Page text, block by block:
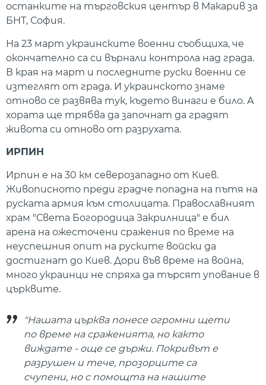
останките на търговския център в Макарив за
БНТ, София.
На 23 март украинските военни съобщиха, че
окончателно са си върнали контрола над града.
В края на март и последните руски военни се
изтеглят от града. И украинското знаме
отново се развява тук, където винаги е било. А
хората ще трябва да започнат да градят
живота си отново от разрухата.
ИРПИН
Ирпин е на 30 км северозападно от Киев.
Живописното преди градче попадна на пътя на
руската армия към столицата. Православният
храм "Света Богородица Закрилница" е бил
арена на ожесточени сражения по време на
неуспешния опит на руските войски да
достигнат до Киев. Дори във време на война,
много украинци не спряха да търсят упование в
църквите.
"Нашата църква понесе огромни щети
по време на сраженията, но както
виждате - още се държи. Покривът е
разрушен и тече, прозорците са
счупени, но с помощта на нашите